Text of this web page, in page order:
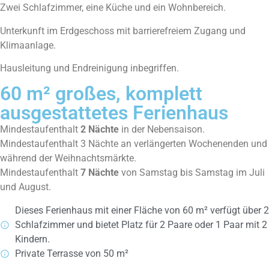
Zwei Schlafzimmer, eine Küche und ein Wohnbereich.
Unterkunft im Erdgeschoss mit barrierefreiem Zugang und
Klimaanlage.
Hausleitung und Endreinigung inbegriffen.
60 m² großes, komplett
ausgestattetes Ferienhaus
Mindestaufenthalt 2 Nächte in der Nebensaison.
Mindestaufenthalt 3 Nächte an verlängerten Wochenenden und
während der Weihnachtsmärkte.
Mindestaufenthalt 7 Nächte von Samstag bis Samstag im Juli
und August.
Dieses Ferienhaus mit einer Fläche von 60 m² verfügt über 2
Schlafzimmer und bietet Platz für 2 Paare oder 1 Paar mit 2
Kindern.
Private Terrasse von 50 m²